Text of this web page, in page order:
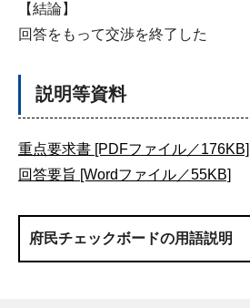
【結論】
回答をもって交渉を終了した
説明等資料
重点要求書 [PDFファイル／176KB]
回答要旨 [Wordファイル／55KB]
府民チェックボードの用語説明